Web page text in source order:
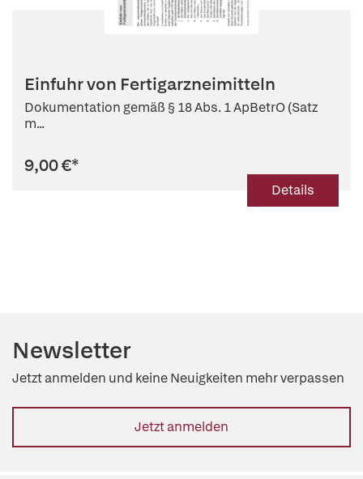
Einfuhr von Fertigarzneimitteln
Dokumentation gemäß § 18 Abs. 1 ApBetrO (Satz
m...
9,00 €*
Details
Newsletter
Jetzt anmelden und keine Neuigkeiten mehr verpassen
Jetzt anmelden